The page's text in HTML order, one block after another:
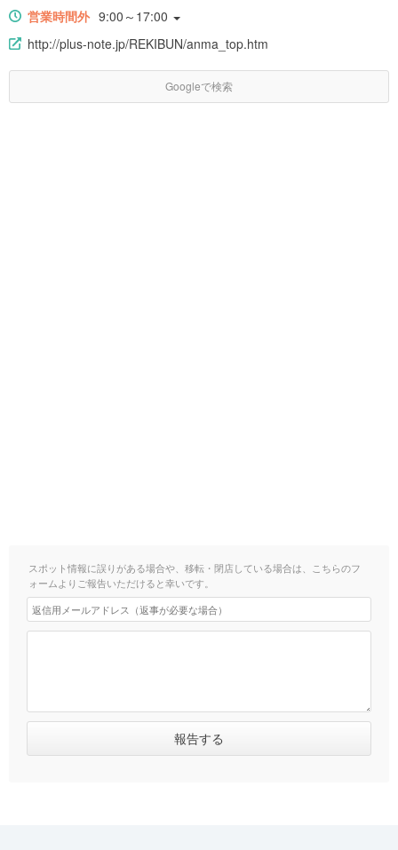
営業時間外 9:00～17:00
http://plus-note.jp/REKIBUN/anma_top.htm
Googleで検索
スポット情報に誤りがある場合や、移転・閉店している場合は、こちらのフ
ォームよりご報告いただけると幸いです。